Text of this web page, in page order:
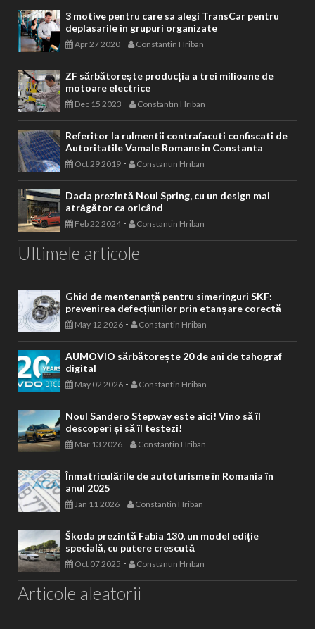
3 motive pentru care sa alegi TransCar pentru
deplasarile in grupuri organizate
Apr 27 2020 - Constantin Hriban
ZF sărbătorește producția a trei milioane de
motoare electrice
Dec 15 2023 - Constantin Hriban
Referitor la rulmentii contrafacuti confiscati de
Autoritatile Vamale Romane in Constanta
Oct 29 2019 - Constantin Hriban
Dacia prezintă Noul Spring, cu un design mai
atrăgător ca oricând
Feb 22 2024- Constantin Hriban
Ultimele articole
Ghid de mentenanță pentru simeringuri SKF:
prevenirea defecțiunilor prin etanșare corectă
May 12 2026 - Constantin Hriban
AUMOVIO sărbătorește 20 de ani de tahograf
digital
May 02 2026 - Constantin Hriban
Noul Sandero Stepway este aici! Vino să îl
descoperi și să îl testezi!
Mar 13 2026 - Constantin Hriban
Înmatriculările de autoturisme în Romania în
anul 2025
Jan 11 2026 - Constantin Hriban
Škoda prezintă Fabia 130, un model ediție
specială, cu putere crescută
Oct 07 2025 - Constantin Hriban
Articole aleatorii